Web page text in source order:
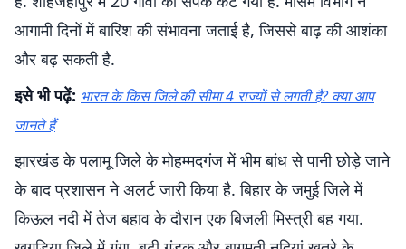
आगामी दिनों में बारिश की संभावना जताई है, जिससे बाढ़ की आशंका
और बढ़ सकती है.
इसे भी पढ़ें: भारत के किस जिले की सीमा 4 राज्यों से लगती है? क्या आप
जानते हैं
झारखंड के पलामू जिले के मोहम्मदगंज में भीम बांध से पानी छोड़े जाने
के बाद प्रशासन ने अलर्ट जारी किया है. बिहार के जमुई जिले में
किऊल नदी में तेज बहाव के दौरान एक बिजली मिस्त्री बह गया.